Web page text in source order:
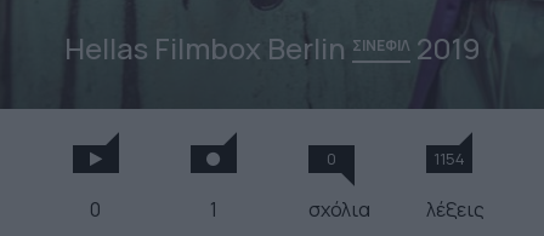
Hellas Filmbox Berlin ΣΙΝΕΦΙΛ 2019
0 1
0
σχόλια
1154
λέξεις